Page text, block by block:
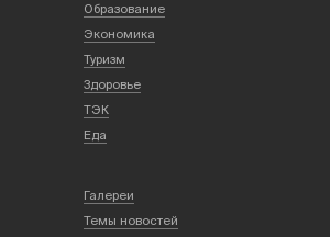
Образование
Экономика
Туризм
Здоровье
ТЭК
Еда
Галереи
Темы новостей